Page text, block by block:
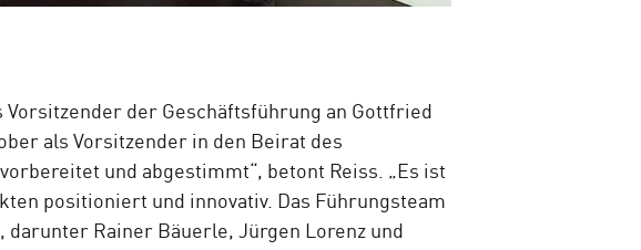
der Geschäftsführung an Gottfried
als Vorsitzender in den Beirat des
und abgestimmt“, betont Reiss. „Es ist
positioniert und innovativ. Das Führungsteam
Rainer Bäuerle, Jürgen Lorenz und